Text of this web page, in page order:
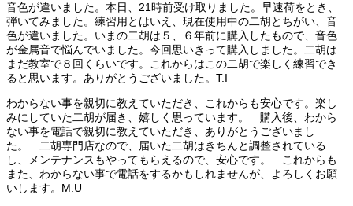
音色が違いました。本日、21時前受け取りました。早速荷をとき、
弾いてみました。練習用とはいえ、現在使用中の二胡とちがい、音
色が違いました。いまの二胡は５、６年前に購入したもので、音色
が金属音で悩んでいました。今回思いきって購入しました。二胡は
まだ教室で８回くらいです。これからはこの二胡で楽しく練習でき
ると思います。ありがとうございました。T.I
わからない事を親切に教えていただき、これからも安心です。楽し
みにしていた二胡が届き、嬉しく思っています。 購入後、わから
ない事を電話で親切に教えていただき、ありがとうございまし
た。 二胡専門店なので、届いた二胡はきちんと調整されている
し、メンテナンスもやってもらえるので、安心です。 これからも
また、わからない事で電話をするかもしれませんが、よろしくお願
いします。M.U